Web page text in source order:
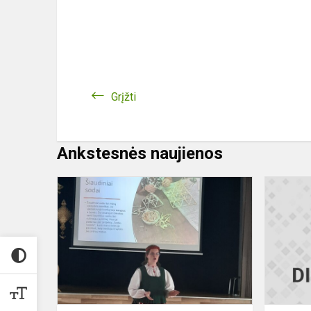
Grįžti
Ankstesnės naujienos
olimpiad...